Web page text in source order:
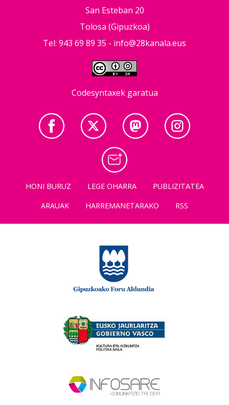
San Esteban 20
Tolosa (Gipuzkoa)
Tel: 943 69 89 35 - info@28kanala.eus
Codesyntaxek garatua
HONI BURUZ LEGE OHARRA
PUBLIZITATEA
ARAUAK
HARREMANETARAKO RSS